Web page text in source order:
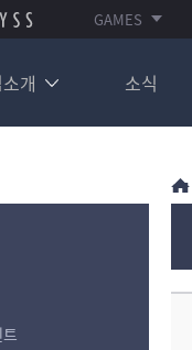
GAMES
개 소식